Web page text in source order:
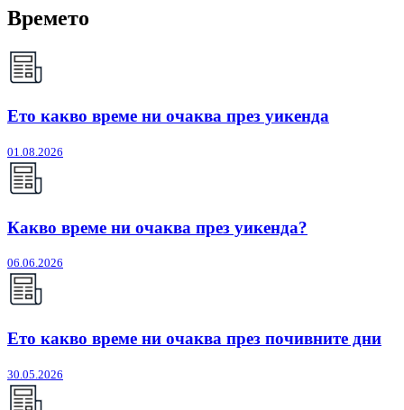
Времето
Ето какво време ни очаква през уикенда
01.08.2026
Какво време ни очаква през уикенда?
06.06.2026
Ето какво време ни очаква през почивните дни
30.05.2026